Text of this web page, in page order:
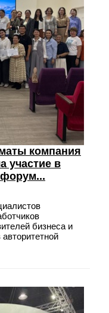
компания
участие в
бизнеса и